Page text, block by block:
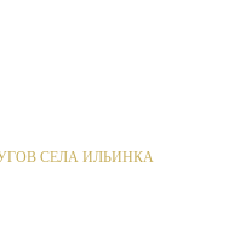
СЕЛА ИЛЬИНКА